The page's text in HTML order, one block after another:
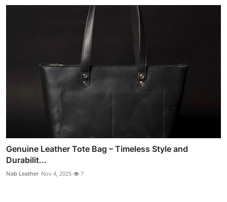
Genuine Leather Tote Bag – Timeless Style and
Durabilit...
Nab Leather Nov 4, 2025 7